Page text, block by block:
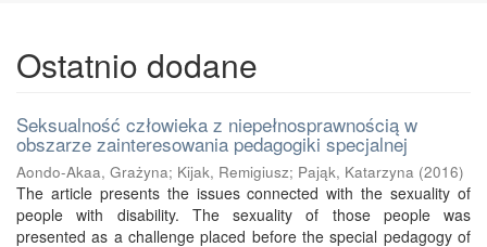
Ostatnio dodane
Seksualność człowieka z niepełnosprawnością w
obszarze zainteresowania pedagogiki specjalnej
Aondo-Akaa, Grażyna; Kijak, Remigiusz; Pająk, Katarzyna (2016)
The article presents the issues connected with the sexuality of
people with disability. The sexuality of those people was
presented as a challenge placed before the special pedagogy of